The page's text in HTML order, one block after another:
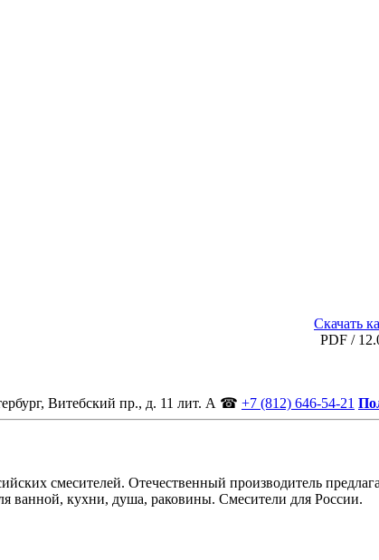
Скачать
PDF /
Витебский пр., д. 11 лит. А ☎ +7 (812) 646-54-21
смесителей. Отечественный производитель
ванной, кухни, душа, раковины. Смесители для России.